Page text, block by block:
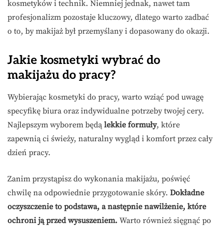
kosmetyków i technik. Niemniej jednak, nawet tam
profesjonalizm pozostaje kluczowy, dlatego warto zadbać
o to, by makijaż był przemyślany i dopasowany do okazji.
Jakie kosmetyki wybrać do
makijażu do pracy?
Wybierając kosmetyki do pracy, warto wziąć pod uwagę
specyfikę biura oraz indywidualne potrzeby twojej cery.
Najlepszym wyborem będą lekkie formuły, które
zapewnią ci świeży, naturalny wygląd i komfort przez cały
dzień pracy.
Zanim przystąpisz do wykonania makijażu, poświęć
chwilę na odpowiednie przygotowanie skóry. Dokładne
oczyszczenie to podstawa, a następnie nawilżenie, które
ochroni ją przed wysuszeniem. Warto również sięgnąć po